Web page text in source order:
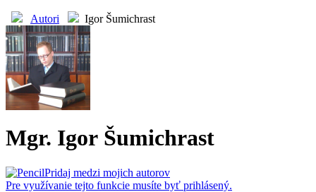
Autori Igor Šumichrast
Mgr. Igor Šumichrast
Pridaj medzi mojich autorov
Pre využívanie tejto funkcie musíte byť prihlásený.